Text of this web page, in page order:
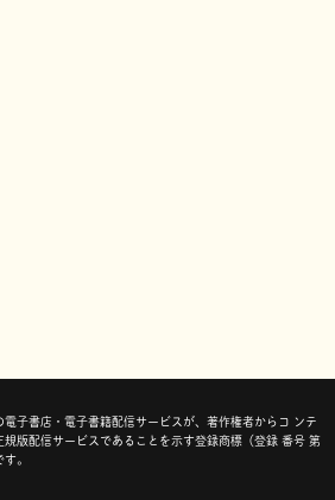
電子書店・電子書籍配信サービスが、著作権者からコ ンテ
規版配信サービスであることを示す登録商標（登録 番号 第
。